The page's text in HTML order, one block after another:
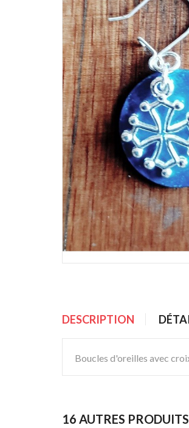
DESCRIPTION
Boucles d'oreilles avec
16 AUTRES